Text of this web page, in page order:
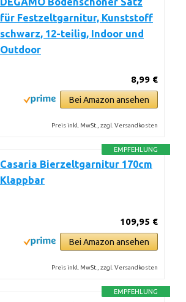
für Festzeltgarnitur, Kunststoff
schwarz, 12-teilig, Indoor und
Outdoor
8,99 €
Bei Amazon ansehen
Preis inkl. MwSt., zzgl. Versandkosten
EMPFEHLUNG
Casaria Bierzeltgarnitur 170cm
Klappbar
109,95 €
Bei Amazon ansehen
Preis inkl. MwSt., zzgl. Versandkosten
EMPFEHLUNG